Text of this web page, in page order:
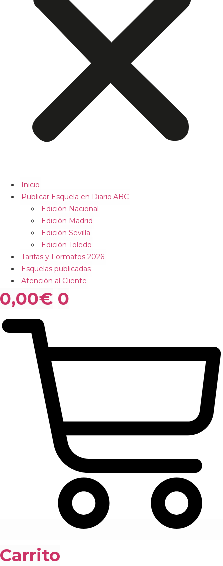
Inicio
Publicar Esquela en Diario ABC
Edición Nacional
Edición Madrid
Edición Sevilla
Edición Toledo
Tarifas y Formatos 2026
Esquelas publicadas
Atención al Cliente
0,00€ 0
Carrito